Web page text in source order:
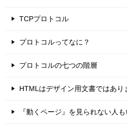
TCPプロトコル
プロトコルってなに？
プロトコルの七つの階層
HTMLはデザイン用文書ではあり
『動くページ』を見られない人も